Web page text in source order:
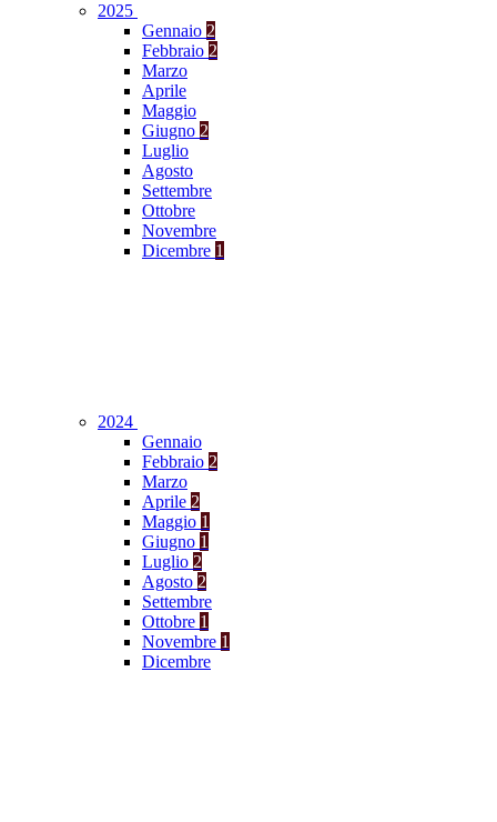
2025
Gennaio 2
Febbraio 2
Marzo
Aprile
Maggio
Giugno 2
Luglio
Agosto
Settembre
Ottobre
Novembre
Dicembre 1
2024
Gennaio
Febbraio 2
Marzo
Aprile 2
Maggio 1
Giugno 1
Luglio 2
Agosto 2
Settembre
Ottobre 1
Novembre 1
Dicembre